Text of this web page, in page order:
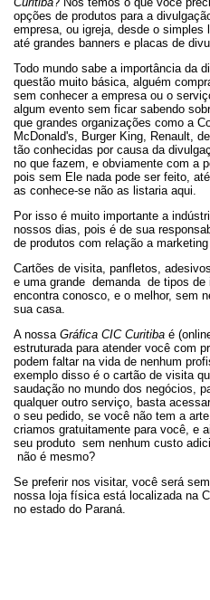
opções de produtos para a
empresa, ou igreja, desde o simples
até grandes banners e placas de
Todo mundo sabe a importância da
questão muito básica, alguém
sem conhecer a empresa ou o
algum evento sem ficar sabendo
que grandes organizações como a
McDonald's, Burger King, Renault,
tão conhecidas por causa da
no que fazem, e obviamente com a
pois sem Ele nada pode ser feito,
as conhece-se não as listaria aqui.
Por isso é muito importante a
nossos dias, pois é de sua
de produtos com relação a
Cartões de visita, panfletos,
e uma grande demanda de tipos de
encontra conosco, e o melhor, sem
sua casa.
A nossa Gráfica CIC Curitiba é
estruturada para atender você com
podem faltar na vida de nenhum
exemplo disso é o cartão de visita
saudação no mundo dos negócios,
qualquer outro serviço, basta
o seu pedido, se você não tem a
criamos gratuitamente para você, e
seu produto sem nenhum custo
não é mesmo?
Se preferir nos visitar, você será
nossa loja física está localizada na
no estado do Paraná.